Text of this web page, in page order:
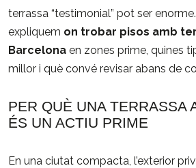
terrassa “testimonial” pot ser
expliquem on trobar pisos amb
Barcelona en zones prime, quines
millor i què convé revisar abans de
PER QUÈ UNA TERRASSA
ÉS UN ACTIU PRIME
En una ciutat compacta, l’exterior